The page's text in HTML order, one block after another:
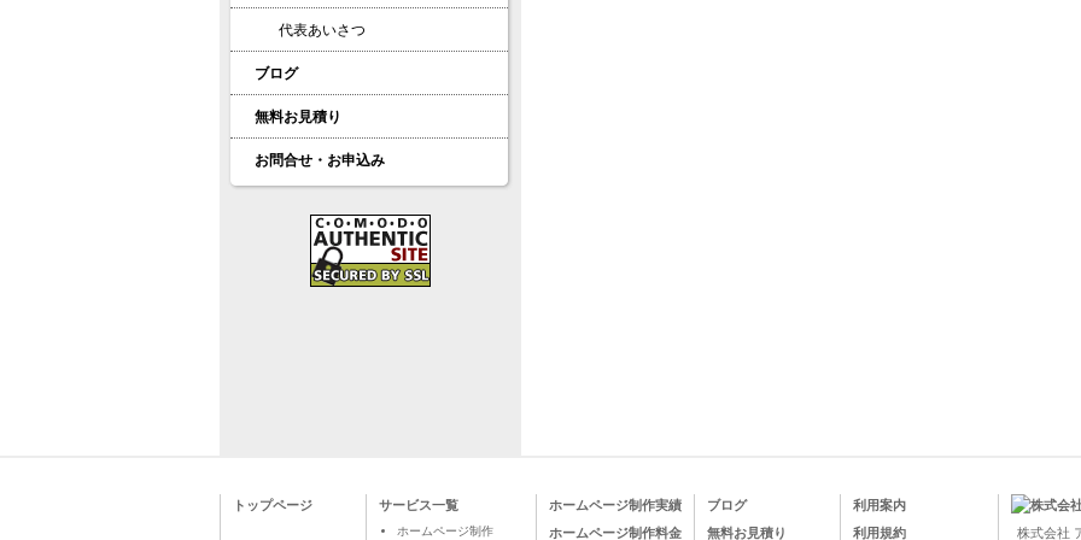
代表あいさつ
ブログ
無料お見積り
お問合せ・お申込み
トップページ サービス一覧
ホームページ制作
ホームページ制作実績
ホームページ制作料金
ブログ
無料お見積り
利用案内
利用規約
株式会社